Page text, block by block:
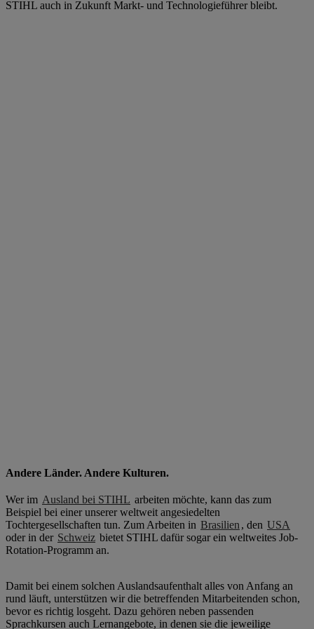
STIHL auch in Zukunft Markt- und Technologieführer bleibt.
Andere Länder. Andere Kulturen.
Wer im Ausland bei STIHL arbeiten möchte, kann das zum
Beispiel bei einer unserer weltweit angesiedelten
Tochtergesellschaften tun. Zum Arbeiten in Brasilien , den USA
oder in der Schweiz bietet STIHL dafür sogar ein weltweites Job-
Rotation-Programm an.
Damit bei einem solchen Auslandsaufenthalt alles von Anfang an
rund läuft, unterstützen wir die betreffenden Mitarbeitenden schon,
bevor es richtig losgeht. Dazu gehören neben passenden
Sprachkursen auch Lernangebote, in denen sie die jeweilige